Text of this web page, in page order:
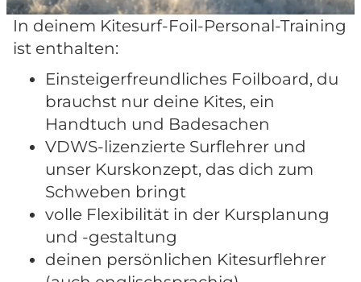
In deinem Kitesurf-Foil-Personal-Training
ist enthalten:
Einsteigerfreundliches Foilboard, du
brauchst nur deine Kites, ein
Handtuch und Badesachen
VDWS-lizenzierte Surflehrer und
unser Kurskonzept, das dich zum
Schweben bringt
volle Flexibilität in der Kursplanung
und -gestaltung
deinen persönlichen Kitesurflehrer